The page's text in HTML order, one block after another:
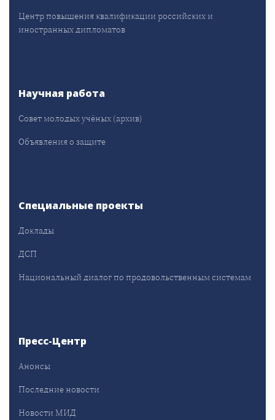
Центр повышения квалификации российских и
иностранных дипломатов
Научная работа
Совет молодых учёных (архив)
Объявления о защите
Специальные проекты
Доклады
ДСП
Национальный диалог по продовольственным системам
Пресс-Центр
Анонсы
Последние новости
Новости МИД